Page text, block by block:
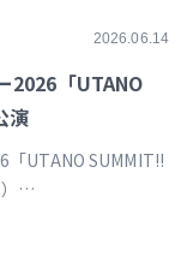
2026.06.14
2026「UTANO
演
「UTANO SUMMIT!!